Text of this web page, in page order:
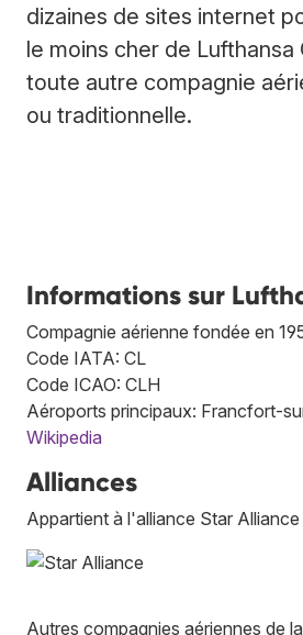
dizaines de sites internet
le moins cher de Lufthansa
toute autre compagnie
ou traditionnelle.
Informations sur
Compagnie aérienne fondée en
Code IATA: CL
Code ICAO: CLH
Aéroports principaux: Francfort-
Wikipedia
Alliances
Appartient à l'alliance Star Alliance
Autres compagnies aériennes de